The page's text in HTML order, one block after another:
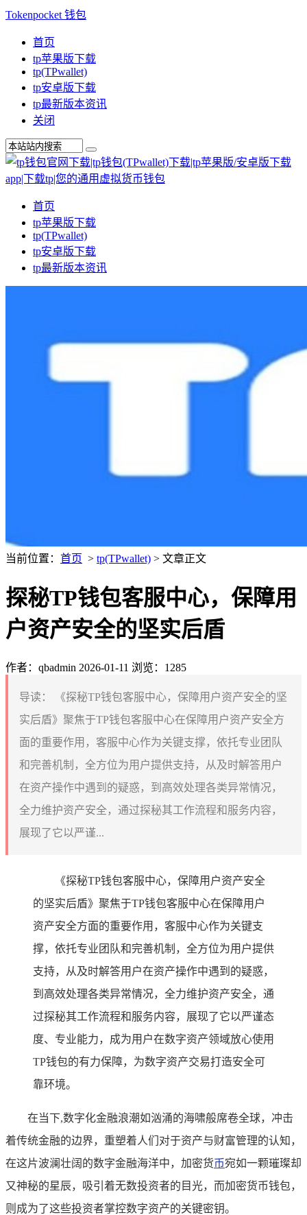
Tokenpocket 钱包
首页
tp苹果版下载
tp(TPwallet)
tp安卓版下载
tp最新版本资讯
关闭
首页
tp苹果版下载
tp(TPwallet)
tp安卓版下载
tp最新版本资讯
当前位置： 首页 > tp(TPwallet) > 文章正文
探秘TP钱包客服中心，保障用
户资产安全的坚实后盾
作者：qbadmin 2026-01-11 浏览：1285
导读：
《探秘TP钱包客服中心，保障用户资产安全的坚
实后盾》聚焦于TP钱包客服中心在保障用户资产安全方
面的重要作用，客服中心作为关键支撑，依托专业团队
和完善机制，全方位为用户提供支持，从及时解答用户
在资产操作中遇到的疑惑，到高效处理各类异常情况，
全力维护资产安全，通过探秘其工作流程和服务内容，
展现了它以严谨...
《探秘TP钱包客服中心，保障用户资产安全
的坚实后盾》聚焦于TP钱包客服中心在保障用户
资产安全方面的重要作用，客服中心作为关键支
撑，依托专业团队和完善机制，全方位为用户提供
支持，从及时解答用户在资产操作中遇到的疑惑，
到高效处理各类异常情况，全力维护资产安全，通
过探秘其工作流程和服务内容，展现了它以严谨态
度、专业能力，成为用户在数字资产领域放心使用
TP钱包的有力保障，为数字资产交易打造安全可
靠环境。
在当下,数字化金融浪潮如汹涌的海啸般席卷全球，冲击
着传统金融的边界，重塑着人们对于资产与财富管理的认知，
在这片波澜壮阔的数字金融海洋中，加密货币宛如一颗璀璨却
又神秘的星辰，吸引着无数投资者的目光，而加密货币钱包，
则成为了这些投资者掌控数字资产的关键密钥。